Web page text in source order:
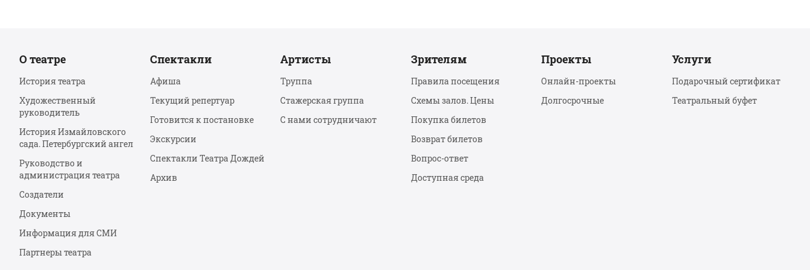
О театре
История театра
Художественный
руководитель
История Измайловского
сада. Петербургский ангел
Руководство и
администрация театра
Создатели
Документы
Информация для СМИ
Партнеры театра
Спектакли
Афиша
Текущий репертуар
Готовится к постановке
Экскурсии
Спектакли Театра Дождей
Архив
Артисты
Труппа
Стажерская группа
С нами сотрудничают
Зрителям
Правила посещения
Схемы залов. Цены
Покупка билетов
Возврат билетов
Вопрос-ответ
Доступная среда
Проекты
Онлайн-проекты
Долгосрочные
Услуги
Подарочный сертификат
Театральный буфет